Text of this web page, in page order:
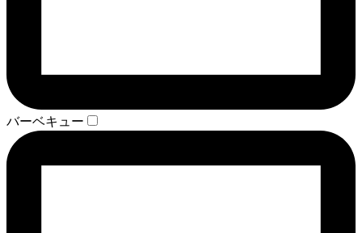
バーベキュー